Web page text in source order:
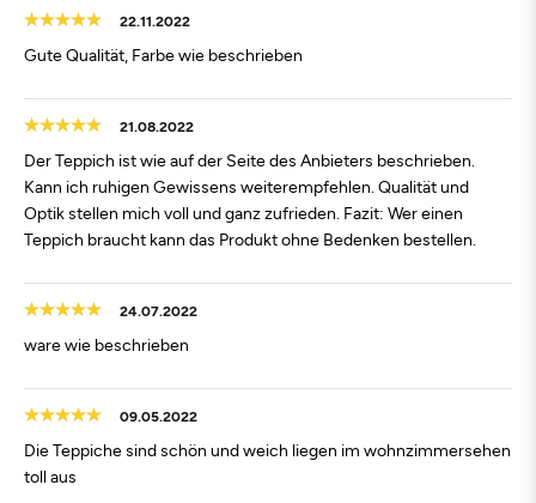
22.11.2022
Gute Qualität, Farbe wie beschrieben
21.08.2022
Der Teppich ist wie auf der Seite des Anbieters beschrieben.
Kann ich ruhigen Gewissens weiterempfehlen. Qualität und
Optik stellen mich voll und ganz zufrieden. Fazit: Wer einen
Teppich braucht kann das Produkt ohne Bedenken bestellen.
24.07.2022
ware wie beschrieben
09.05.2022
Die Teppiche sind schön und weich liegen im wohnzimmersehen
toll aus